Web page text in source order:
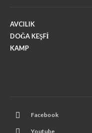
AVCILIK
DOĞA KEŞFİ
KAMP
Facebook
Youtube